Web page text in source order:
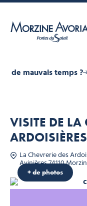
de mauvais temps ?
VISITE DE LA
ARDOISIÈRES
La Chevrerie des
Avinières 74110
+ de photos
TISSEYRE